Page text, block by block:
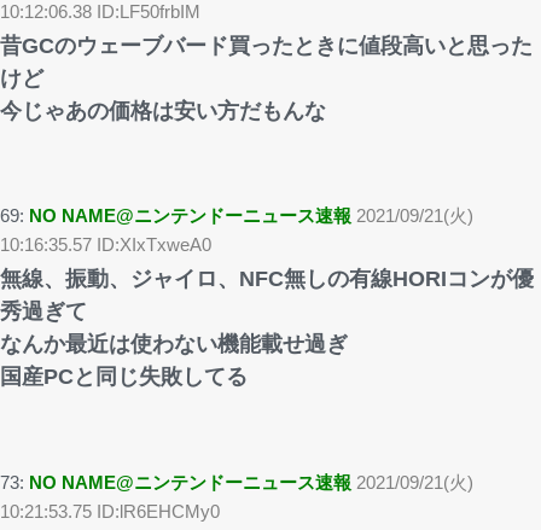
10:12:06.38 ID:LF50frbIM
昔GCのウェーブバード買ったときに値段高いと思った
けど
今じゃあの価格は安い方だもんな
69: NO NAME@ニンテンドーニュース速報 2021/09/21(火)
10:16:35.57 ID:XIxTxweA0
無線、振動、ジャイロ、NFC無しの有線HORIコンが優
秀過ぎて
なんか最近は使わない機能載せ過ぎ
国産PCと同じ失敗してる
73: NO NAME@ニンテンドーニュース速報 2021/09/21(火)
10:21:53.75 ID:lR6EHCMy0